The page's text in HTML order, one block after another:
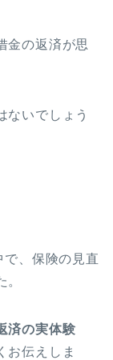
金の返済が思
ないでしょう
、保険の見直
済の実体験
お伝えしま